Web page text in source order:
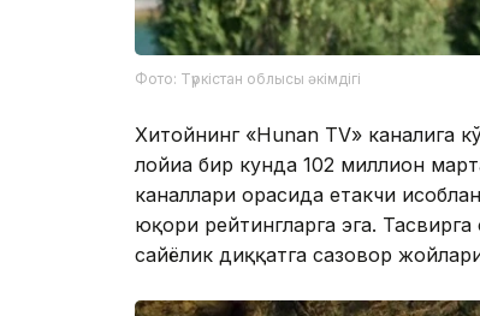
Фото: Түркістан облысы әкімдігі
Хитойнинг «Hunan TV» каналига
лойиҳа бир кунда 102 миллион
каналлари орасида етакчи
юқори рейтингларга эга.
сайёҳлик диққатга сазовор